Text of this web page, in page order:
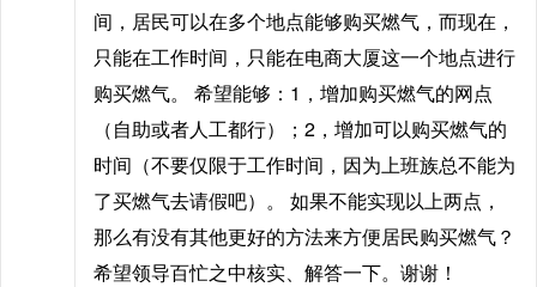
间，居民可以在多个地点能够购买燃气，而现在，
只能在工作时间，只能在电商大厦这一个地点进行
购买燃气。 希望能够：1，增加购买燃气的网点
（自助或者人工都行）；2，增加可以购买燃气的
时间（不要仅限于工作时间，因为上班族总不能为
了买燃气去请假吧）。 如果不能实现以上两点，
那么有没有其他更好的方法来方便居民购买燃气？
希望领导百忙之中核实、解答一下。谢谢！